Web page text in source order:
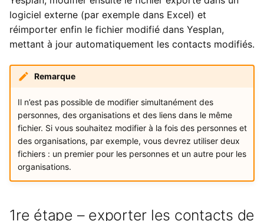
o
n
e
Paramètres de l’utilisateur
Importations
Fichiers
Intégrations
Préférences système
Fonctionnalités obsolètes
et supprimées
Audit
Yesplan 27, juill. 2020
Yesplan 26.2, avr. 2020
Yesplan 26.1, nov. 2019
Yesplan 26, oct. 2019
Yesplan 25, nov. 2018
Yesplan 24, juin 2018
logiciel externe (par exemple dans Excel) et
réimporter enfin le fichier modifié dans Yesplan,
mettant à jour automatiquement les contacts modifiés.
Remarque
Il n’est pas possible de modifier simultanément des
personnes, des organisations et des liens dans le même
fichier. Si vous souhaitez modifier à la fois des personnes et
des organisations, par exemple, vous devrez utiliser deux
fichiers : un premier pour les personnes et un autre pour les
organisations.
1re étape – exporter les contacts de